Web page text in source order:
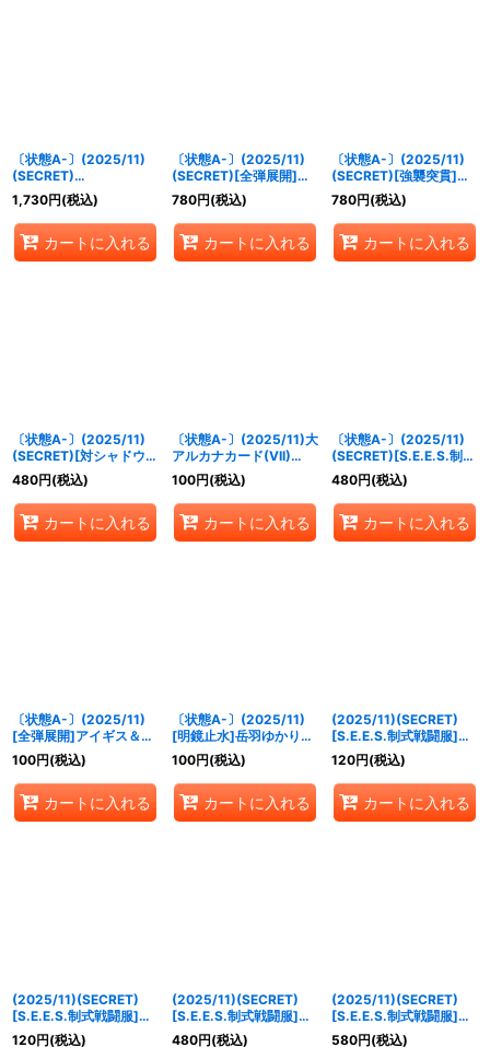
〔状態A-〕(2025/11)
(SECRET)
[MementoMori]主人公
＆タナトス【X-SEC】
{CB33-X01}《多》
1,730円(税込)
カートに入れる
〔状態A-〕(2025/11)
(SECRET)[全弾展開]ア
イギス＆アテナ【X-
SEC】{CB33-X07}
《多》
780円(税込)
カートに入れる
〔状態A-〕(2025/11)
(SECRET)[強襲突貫]メ
ティス＆プシュケイ【X-
SEC】{CB33-X08}
《青》
780円(税込)
カートに入れる
〔状態A-〕(2025/11)
(SECRET)[対シャドウ特
別制圧兵装]アイギス
【M-SEC】{CB33-
025}《青》
480円(税込)
カートに入れる
〔状態A-〕(2025/11)大
アルカナカード(VII)
【CP】{CB33-CP01}
《青》
100円(税込)
カートに入れる
〔状態A-〕(2025/11)
(SECRET)[S.E.E.S.制式
戦闘服]コロマル【R-
SEC】{CB33-020}
《青》
480円(税込)
カートに入れる
〔状態A-〕(2025/11)
[全弾展開]アイギス＆ア
テナ【X】{CB33-X07}
《多》
100円(税込)
カートに入れる
〔状態A-〕(2025/11)
[明鏡止水]岳羽ゆかり＆
イシス【X】{CB33-
X02}《多》
100円(税込)
カートに入れる
(2025/11)(SECRET)
[S.E.E.S.制式戦闘服]伊
織順平[2]【M-SEC】
{CB33-007}《青》
120円(税込)
カートに入れる
(2025/11)(SECRET)
[S.E.E.S.制式戦闘服]真
田明彦【M-SEC】
{CB33-010}《青》
120円(税込)
(2025/11)(SECRET)
[S.E.E.S.制式戦闘服]桐
条美鶴【M-SEC】
{CB33-015}《青》
480円(税込)
(2025/11)(SECRET)
[S.E.E.S.制式戦闘服]コ
ロマル【R-SEC】
{CB33-020}《青》
580円(税込)